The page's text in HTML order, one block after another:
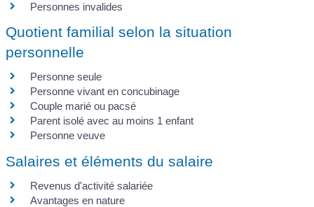
Personnes invalides
Quotient familial selon la situation
personnelle
Personne seule
Personne vivant en concubinage
Couple marié ou pacsé
Parent isolé avec au moins 1 enfant
Personne veuve
Salaires et éléments du salaire
Revenus d'activité salariée
Avantages en nature